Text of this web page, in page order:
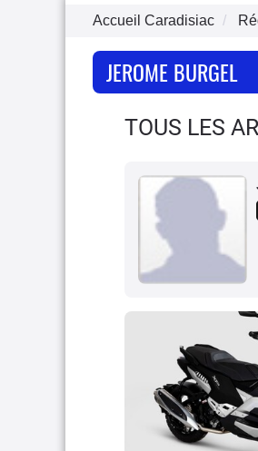
Accueil Caradisiac
JEROME BURGEL
TOUS LES